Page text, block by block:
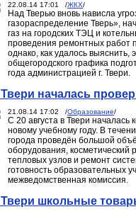
22.08.14 17:01 /ЖКХ/
Над Тверью вновь нависла
газораспределение Тверь»,
газ на городских ТЭЦ и
проведения ремонтных работ
однако, как удалось
общегородского графика
года администрацией г. Твери.
началась
21.08.14 17:02 /Образование/
С 20 августа в Твери
новому учебному году. В
города проведён большой
оборудования, косметический
тепловых узлов и ремонт
готовность образовательных
межведомственная комиссия.
школьные